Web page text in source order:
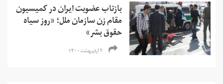
بازتاب عضویت ایران در کمیسیون
مقام زن سازمان ملل؛ «روز سیاه
حقوق بشر»
۲ اردیبهشت ۱۴۰۰